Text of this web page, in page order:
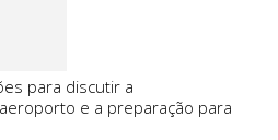
para discutir a
e a preparação para